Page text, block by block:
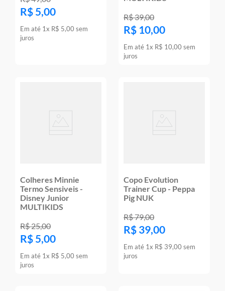
R$ 5,00
Em até 1x R$ 5,00 sem
juros
R$39,00
R$ 10,00
Em até 1x R$ 10,00 sem
juros
Colheres Minnie
Termo Sensiveis -
Disney Junior
MULTIKIDS
R$25,00
R$ 5,00
Em até 1x R$ 5,00 sem
juros
Copo Evolution
Trainer Cup - Peppa
Pig NUK
R$79,00
R$ 39,00
Em até 1x R$ 39,00 sem
juros